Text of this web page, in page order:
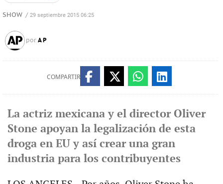
SHOW / 29 septiembre 2015 06:25
por AP
COMPARTIR
La actriz mexicana y el director Oliver
Stone apoyan la legalización de esta
droga en EU y así crear una gran
industria para los contribuyentes